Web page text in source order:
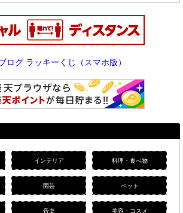
インテリア 料理・食べ物
園芸 ペット
音楽 美容・コスメ